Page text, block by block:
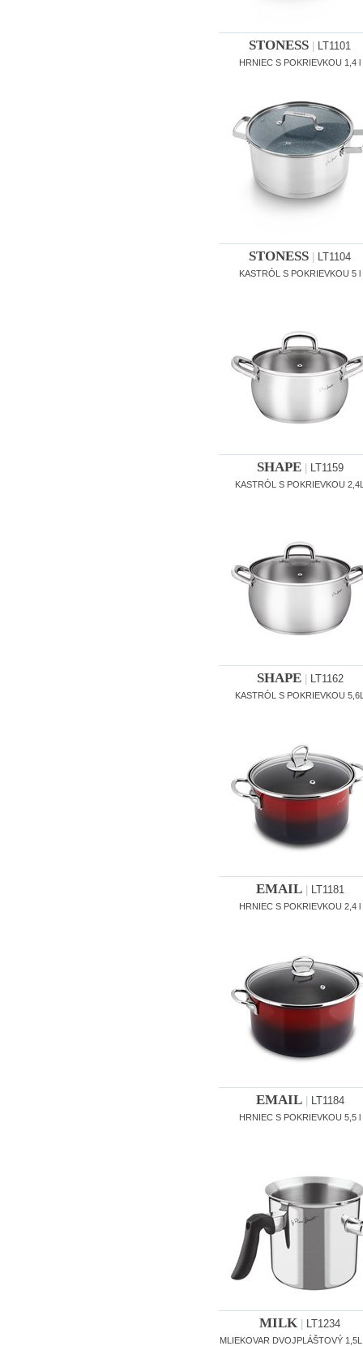
STONESS LT1101
HRNIEC S POKRIEVKOU 1,4 l
STONESS LT1104
KASTRÓL S POKRIEVKOU 5 l
SHAPE| LT1159
KASTRÓL S POKRIEVKOU
SHAPE| LT1162
KASTRÓL S POKRIEVKOU
EMAIL| LT1181
HRNIEC S POKRIEVKOU 2,4 l
EMAIL| LT1184
HRNIEC S POKRIEVKOU 5,5 l
MILK LT1234
MLIEKOVAR DVOJPLÁŠTOVÝ